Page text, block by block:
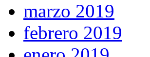
marzo 2019
febrero 2019